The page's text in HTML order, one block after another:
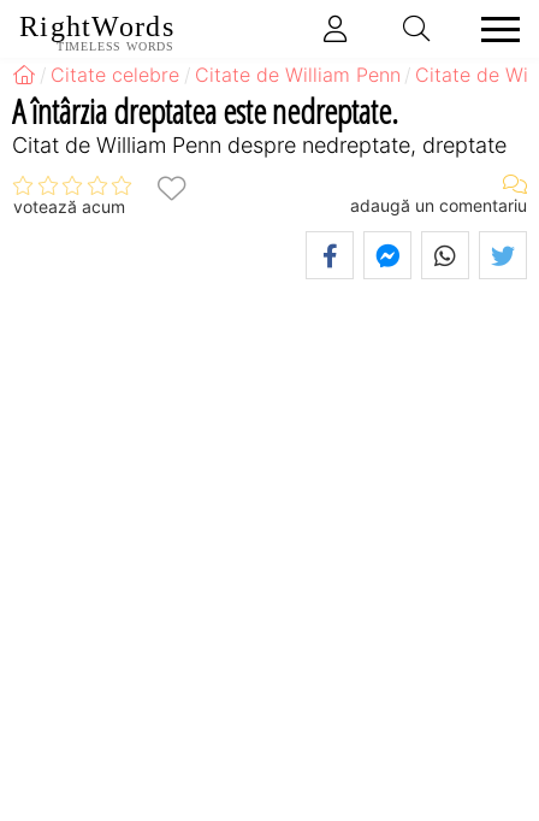
RightWords
TIMELESS WORDS
Citate celebre Citate de William Penn Citate de
A întârzia dreptatea este nedreptate.
Citat de William Penn despre nedreptate, dreptate
votează acum adaugă un comentariu